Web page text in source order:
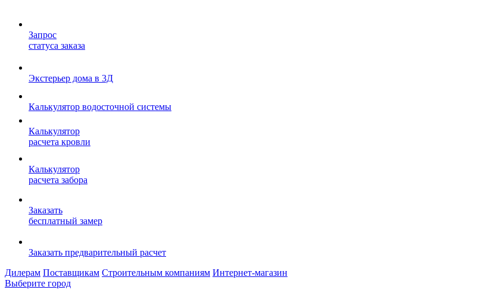
Запрос
статуса заказа
Экстерьер дома в 3Д
Калькулятор водосточной системы
Калькулятор
расчета кровли
Калькулятор
расчета забора
Заказать
бесплатный замер
Заказать предварительный расчет
Дилерам Поставщикам Строительным компаниям Интернет-магазин
Выберите город